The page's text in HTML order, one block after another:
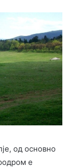
од основно
е